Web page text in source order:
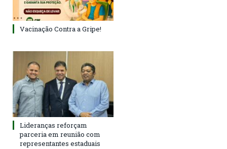
Vacinação Contra a Gripe!
Lideranças reforçam
parceria em reunião com
representantes estaduais